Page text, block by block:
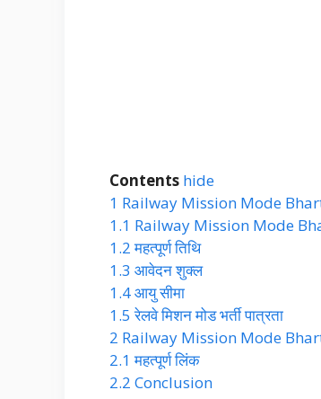
Contents hide
1 Railway Mission Mode
1.1 Railway Mission Mode
1.2 महत्पूर्ण तिथि
1.3 आवेदन शुक्ल
1.4आयु सीमा
1.5 रेलवे मिशन मोड भर्ती पात्रता
2 Railway Mission Mode
2.1 महत्पूर्ण लिंक
2.2 Conclusion